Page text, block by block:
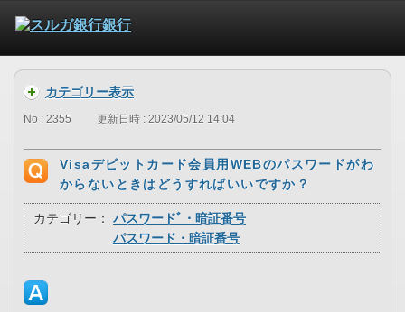
カテゴリー表示
No : 2355 更新日時 : 2023/05/12 14:04
Visaデビットカード会員用WEBのパスワードがわ
からないときはどうすればいいですか？
カテゴリー：
パスワードﾞ・暗証番号
パスワード・暗証番号